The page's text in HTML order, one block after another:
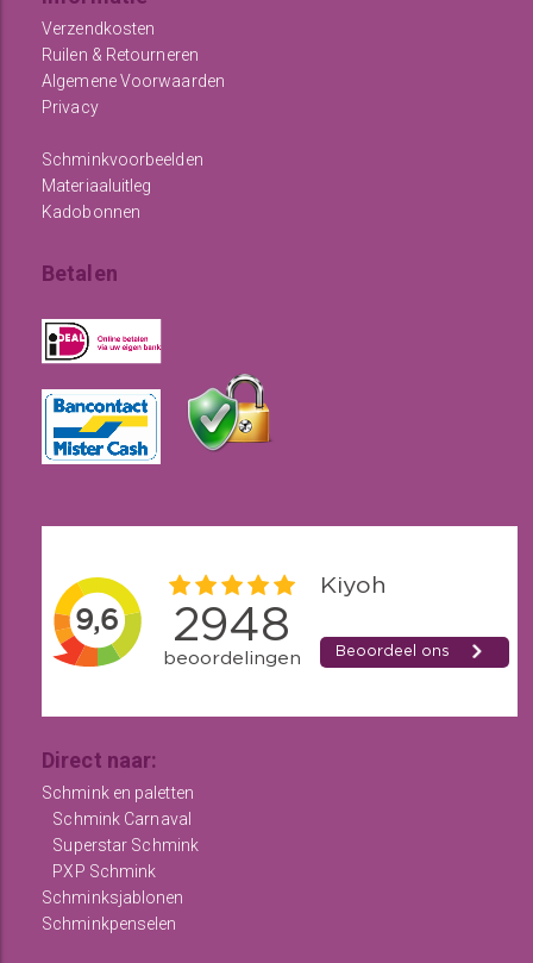
Verzendkosten
Ruilen & Retourneren
Algemene Voorwaarden
Privacy
Schminkvoorbeelden
Materiaaluitleg
Kadobonnen
Betalen
Direct naar:
Schmink en paletten
Schmink Carnaval
Superstar Schmink
PXP Schmink
Schminksjablonen
Schminkpenselen